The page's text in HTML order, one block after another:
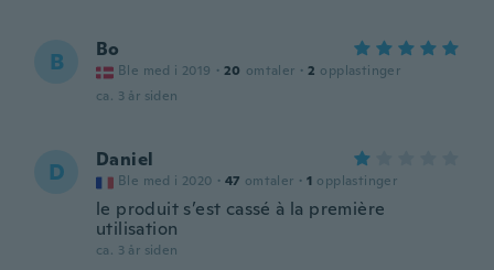
B Bo
Ble med i 2019 · 20 omtaler · 2 opplastinger
ca. 3 år siden
D Daniel
Ble med i 2020 · 47 omtaler · 1 opplastinger
le produit s’est cassé à la première
utilisation
ca. 3 år siden